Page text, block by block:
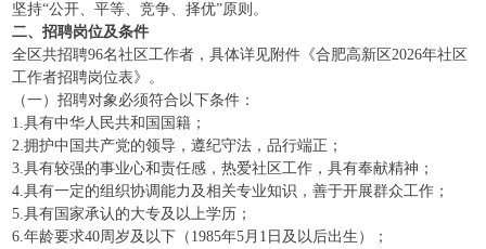
坚持“公开、平等、竞争、择优”原则。
二、招聘岗位及条件
全区共招聘96名社区工作者，具体详见附件《合肥高新区2026年社区
工作者招聘岗位表》。
（一）招聘对象必须符合以下条件：
1.具有中华人民共和国国籍；
2.拥护中国共产党的领导，遵纪守法，品行端正；
3.具有较强的事业心和责任感，热爱社区工作，具有奉献精神；
4.具有一定的组织协调能力及相关专业知识，善于开展群众工作；
5.具有国家承认的大专及以上学历；
6.年龄要求40周岁及以下（1985年5月1日及以后出生）；